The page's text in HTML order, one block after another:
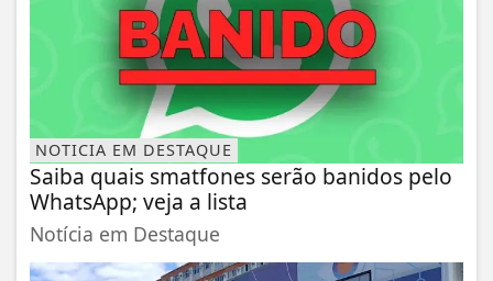
NOTICIA EM DESTAQUE
Saiba quais smatfones serão banidos pelo
WhatsApp; veja a lista
Notícia em Destaque